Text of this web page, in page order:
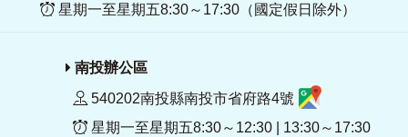
星期一至星期五8:30～17:30（國定假日除外）
南投辦公區
540202南投縣南投市省府路4號
星期一至星期五8:30～12:30 | 13:30～17:30